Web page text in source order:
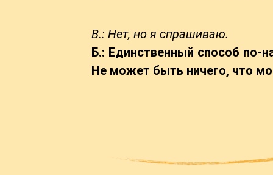
В.: Нет, но я спрашиваю.
Б.: Единственный способ по-
Не может быть ничего, что